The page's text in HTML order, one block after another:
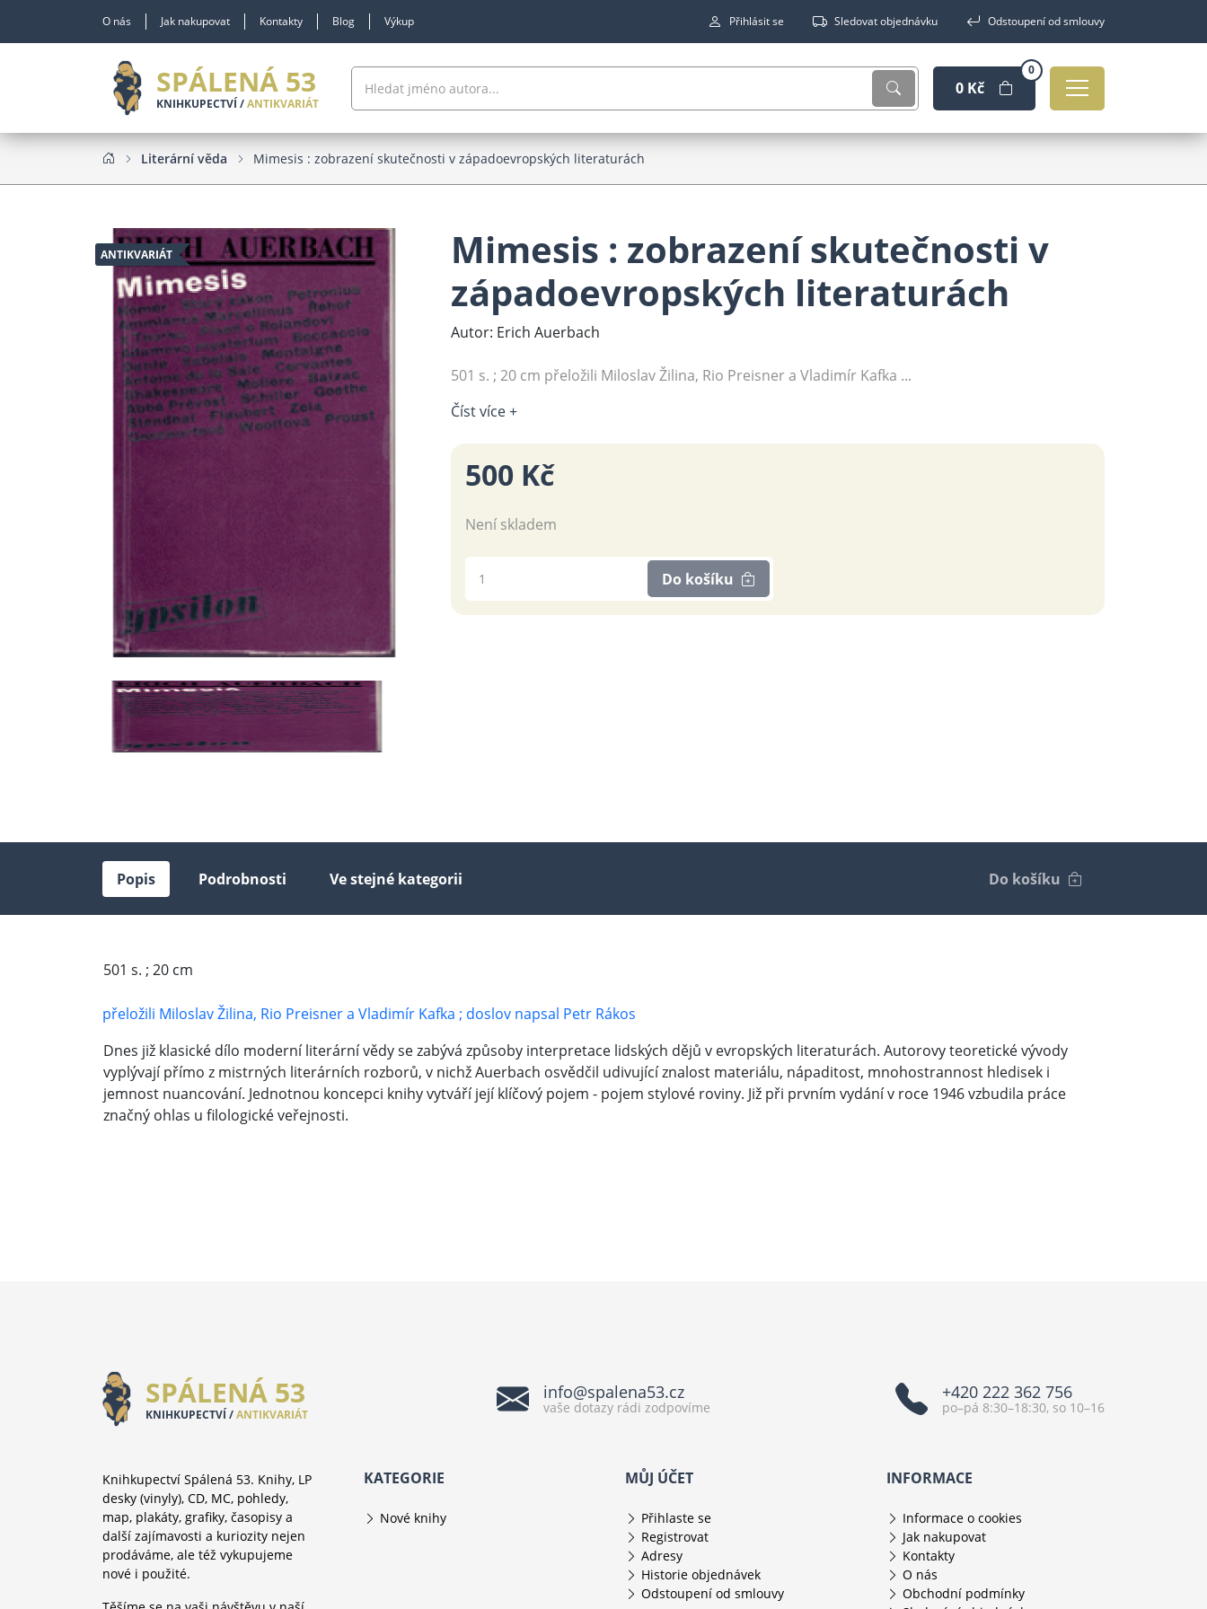
O nás Jak nakupovat Kontakty Blog Výkup Přihlásit se Sledovat objednávku Odstoupení od smlouvy
SPÁLENÁ 53
KNIHKUPECTVÍ /ANTIKVARIÁT
0 Kč
0
Literární věda Mimesis : zobrazení skutečnosti v západoevropských literaturách
ANTIKVARIÁT
Mimesis : zobrazení skutečnosti v
západoevropských literaturách
Autor: Erich Auerbach
501 s. ; 20 cm přeložili Miloslav Žilina, Rio Preisner a Vladimír Kafka ...
Číst více +
500 Kč
Není skladem
Do košíku
Popis Podrobnosti Ve stejné kategorii Do košíku
501 s. ; 20 cm
přeložili Miloslav Žilina, Rio Preisner a Vladimír Kafka ; doslov napsal Petr Rákos
Dnes již klasické dílo moderní literární vědy se zabývá způsoby interpretace lidských dějů v evropských literaturách. Autorovy teoretické vývody
vyplývají přímo z mistrných literárních rozborů, v nichž Auerbach osvědčil udivující znalost materiálu, nápaditost, mnohostrannost hledisek i
jemnost nuancování. Jednotnou koncepci knihy vytváří její klíčový pojem - pojem stylové roviny. Již při prvním vydání v roce 1946 vzbudila práce
značný ohlas u filologické veřejnosti.
SPÁLENÁ 53
KNIHKUPECTVÍ /ANTIKVARIÁT
info@spalena53.cz
vaše dotazy rádi zodpovíme
+420 222 362 756
po–pá 8:30–18:30, so 10–16
Knihkupectví Spálená 53. Knihy, LP
desky (vinyly), CD, MC, pohledy,
map, plakáty, grafiky, časopisy a
další zajímavosti a kuriozity nejen
prodáváme, ale též vykupujeme
nové i použité.
KATEGORIE
Nové knihy
MŮJ ÚČET
Přihlaste se
Registrovat
Adresy
Historie objednávek
Odstoupení od smlouvy
INFORMACE
Informace o cookies
Jak nakupovat
Kontakty
O nás
Obchodní podmínky